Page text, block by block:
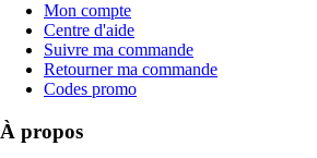
Mon compte
Centre d'aide
Suivre ma commande
Retourner ma commande
Codes promo
À propos